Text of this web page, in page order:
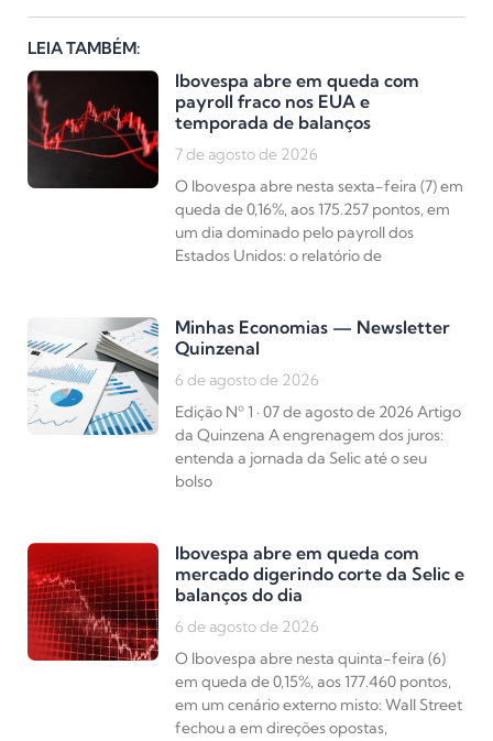
LEIA TAMBÉM:
Ibovespa abre em queda com
payroll fraco nos EUA e
temporada de balanços
7 de agosto de 2026
O Ibovespa abre nesta sexta-feira (7) em
queda de 0,16%, aos 175.257 pontos, em
um dia dominado pelo payroll dos
Estados Unidos: o relatório de
Minhas Economias — Newsletter
Quinzenal
6 de agosto de 2026
Edição Nº 1 · 07 de agosto de 2026 Artigo
da Quinzena A engrenagem dos juros:
entenda a jornada da Selic até o seu
bolso
Ibovespa abre em queda com
mercado digerindo corte da Selic e
balanços do dia
6 de agosto de 2026
O Ibovespa abre nesta quinta-feira (6)
em queda de 0,15%, aos 177.460 pontos,
em um cenário externo misto: Wall Street
fechou a em direções opostas,